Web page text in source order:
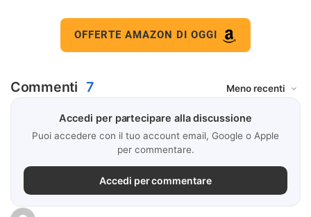
OFFERTE AMAZON DI OGGI
Commenti 7
Accedi per partecipare alla discussione
Puoi accedere con il tuo account email, Google o Apple
per commentare.
Accedi per commentare